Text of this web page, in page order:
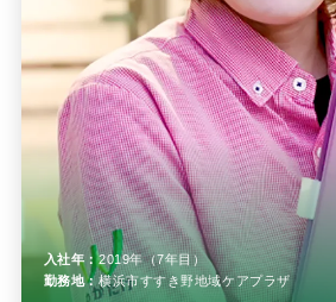
入社年：2019年（7年目）
勤務地： 横浜市すすき野地域ケアプラザ